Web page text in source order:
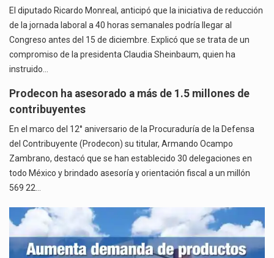
El diputado Ricardo Monreal, anticipó que la iniciativa de reducción
de la jornada laboral a 40 horas semanales podría llegar al
Congreso antes del 15 de diciembre. Explicó que se trata de un
compromiso de la presidenta Claudia Sheinbaum, quien ha
instruido…
Prodecon ha asesorado a más de 1.5 millones de
contribuyentes
En el marco del 12° aniversario de la Procuraduría de la Defensa
del Contribuyente (Prodecon) su titular, Armando Ocampo
Zambrano, destacó que se han establecido 30 delegaciones en
todo México y brindado asesoría y orientación fiscal a un millón
569 22…